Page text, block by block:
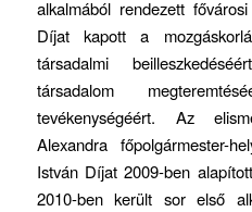
alkalmából rendezett
Díjat kapott a
társadalmi
társadalom
tevékenységéért. Az
Alexandra főpolgármester-
István Díjat 2009-ben
2010-ben került sor első